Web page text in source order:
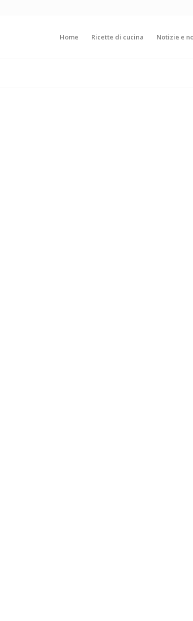
Home Ricette di cucina Notizie e